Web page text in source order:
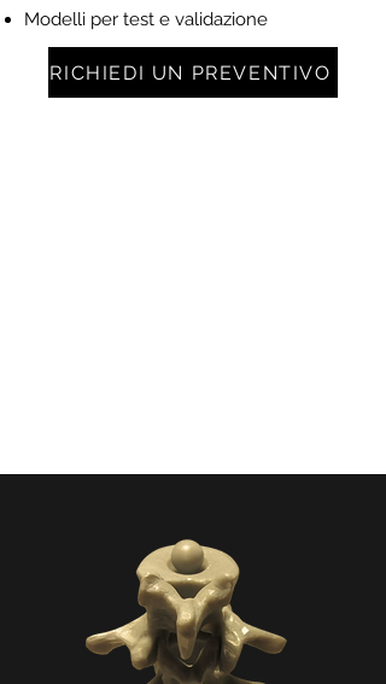
Modelli per test e validazione
RICHIEDI UN PREVENTIVO